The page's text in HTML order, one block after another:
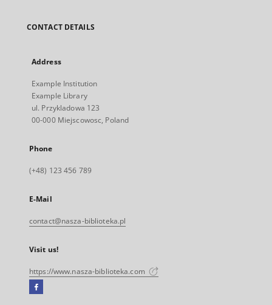
CONTACT DETAILS
Address
Example Institution
Example Library
ul. Przykladowa 123
00-000 Miejscowosc, Poland
Phone
(+48) 123 456 789
E-Mail
contact@nasza-biblioteka.pl
Visit us!
https://www.nasza-biblioteka.com
Facebook